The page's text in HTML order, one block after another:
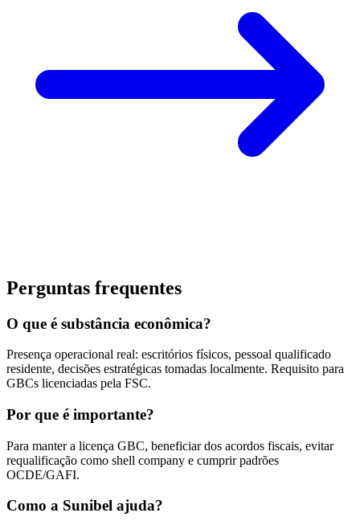
Perguntas frequentes
O que é substância econômica?
Presença operacional real: escritórios físicos, pessoal qualificado
residente, decisões estratégicas tomadas localmente. Requisito para
GBCs licenciadas pela FSC.
Por que é importante?
Para manter a licença GBC, beneficiar dos acordos fiscais, evitar
requalificação como shell company e cumprir padrões
OCDE/GAFI.
Como a Sunibel ajuda?